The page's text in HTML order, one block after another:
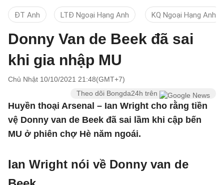
ĐT Anh LTĐ Ngoại Hạng Anh KQ Ngoại Hạng Anh
Donny Van de Beek đã sai
khi gia nhập MU
Chủ Nhật 10/10/2021 21:48(GMT+7)
Theo dõi Bongda24h trên
Huyền thoại Arsenal – Ian Wright cho rằng tiền
vệ Donny van de Beek đã sai lầm khi cập bến
MU ở phiên chợ Hè năm ngoái.
Ian Wright nói về Donny van de